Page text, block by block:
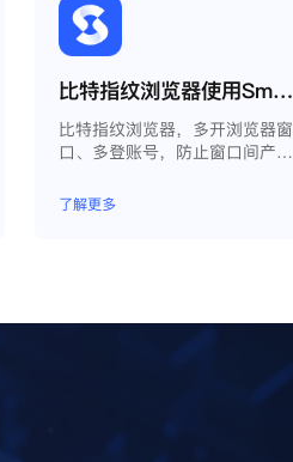
比特指纹浏览器使用Smartproxy教程
比特指纹浏览器，多开浏览器窗
口、多登账号，防止窗口间产生
模拟独立的电脑信息，模拟不同
的IP地址，使得相互间完全环境
了解更多